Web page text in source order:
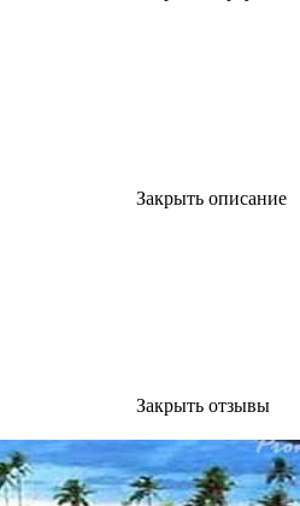
Закрыть описание
Закрыть отзывы